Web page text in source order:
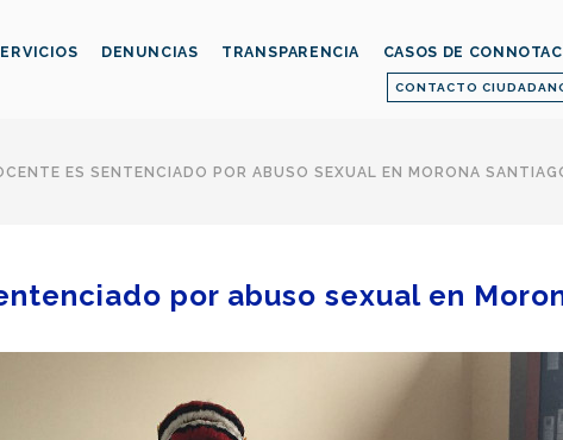
CONTACTO
DENUNCIAS TRANSPARENCIA CASOS DE
ES SENTENCIADO POR ABUSO SEXUAL EN MORONA
por abuso sexual en